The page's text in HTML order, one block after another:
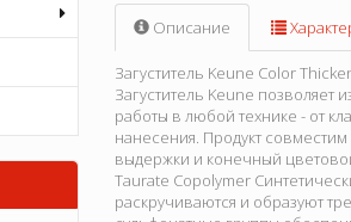
Описание
Загуститель Keune Color
Загуститель Keune
работы в любой технике - от
нанесения. Продукт
выдержки и конечный
Taurate Copolymer
раскручиваются и образуют